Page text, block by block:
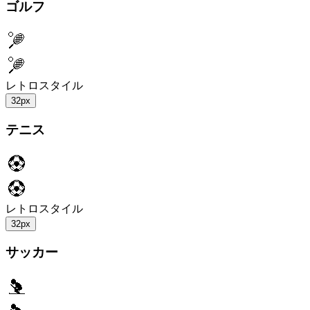
ゴルフ
レトロスタイル
32px
テニス
レトロスタイル
32px
サッカー